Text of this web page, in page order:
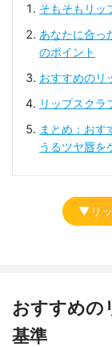
そもそもリッ
あなたに合っ
のポイント
おすすめのリ
リップスクラ
まとめ：おす
うるツヤ唇を
▼リッ
おすすめの
基準